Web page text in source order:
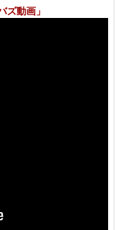
ズ動画」